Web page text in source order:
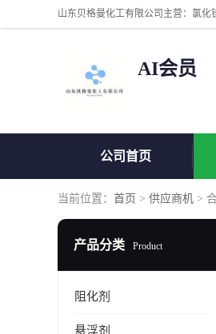
AI会员
公司首页
当前位置： 首页 > 供应商机 >
产品分类 Product
阻化剂
悬浮剂